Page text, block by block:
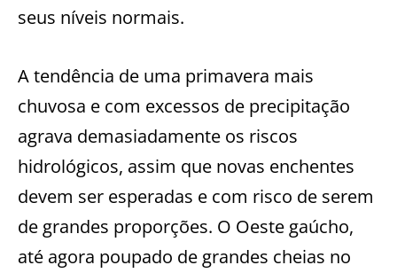
seus níveis normais.
A tendência de uma primavera mais
chuvosa e com excessos de precipitação
agrava demasiadamente os riscos
hidrológicos, assim que novas enchentes
devem ser esperadas e com risco de serem
de grandes proporções. O Oeste gaúcho,
até agora poupado de grandes cheias no